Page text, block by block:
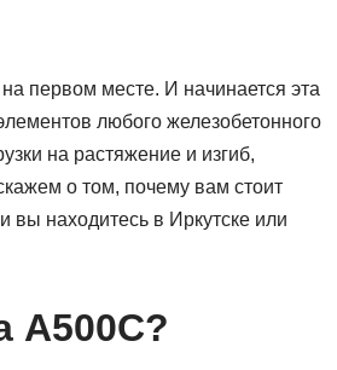
первом месте. И начинается эта
любого железобетонного
на растяжение и изгиб,
о том, почему вам стоит
вы находитесь в Иркутске или
А500С?